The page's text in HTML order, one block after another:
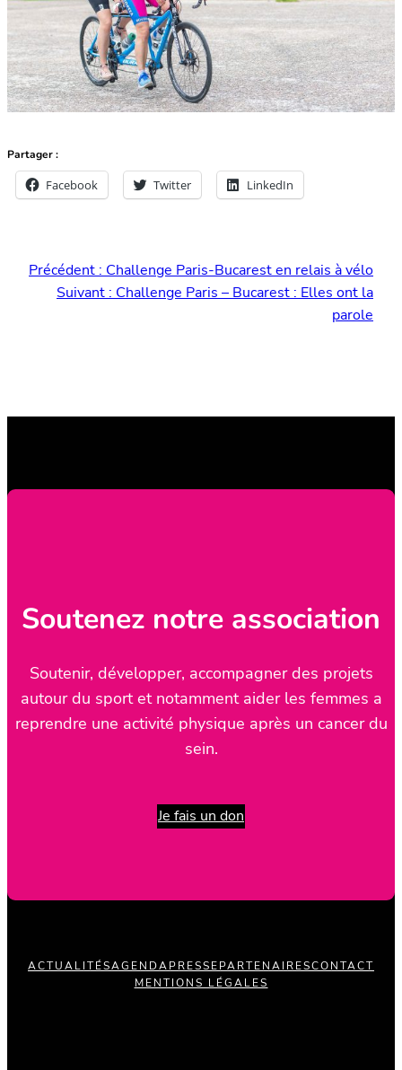
Partager :
Facebook Twitter LinkedIn
Précédent : Challenge Paris-Bucarest en relais à vélo
Suivant : Challenge Paris – Bucarest : Elles ont la
parole
Soutenez notre association
Soutenir, développer, accompagner des projets
autour du sport et notamment aider les femmes a
reprendre une activité physique après un cancer du
sein.
Je fais un don
ACTUALITÉSAGENDAPRESSEPARTENAIRESCONTACT
MENTIONS LÉGALES